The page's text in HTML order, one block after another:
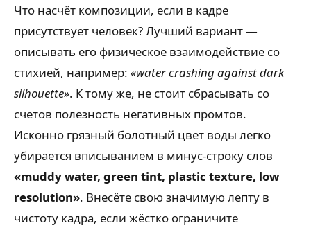
Что насчёт композиции, если в кадре
присутствует человек? Лучший вариант —
описывать его физическое взаимодействие со
стихией, например: «water crashing against dark
silhouette». К тому же, не стоит сбрасывать со
счетов полезность негативных промтов.
Исконно грязный болотный цвет воды легко
убирается вписыванием в минус-строку слов
«muddy water, green tint, plastic texture, low
resolution». Внесёте свою значимую лепту в
чистоту кадра, если жёстко ограничите